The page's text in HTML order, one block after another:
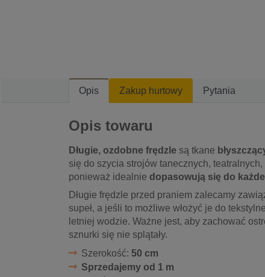
Opis Zakup hurtowy Pytania
Opis towaru
Długie, ozdobne frędzle są tkane
się do szycia strojów tanecznych,
ponieważ idealnie dopasowują się do
Długie frędzle przed praniem zalecamy
supeł, a jeśli to możliwe włożyć je do
letniej wodzie. Ważne jest, aby zachować
sznurki się nie splątały.
Szerokość: 50 cm
Sprzedajemy od 1 m